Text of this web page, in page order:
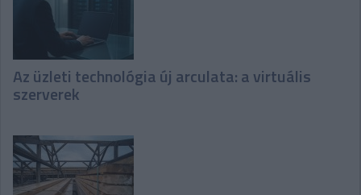
Az üzleti technológia új arculata: a virtuális
szerverek